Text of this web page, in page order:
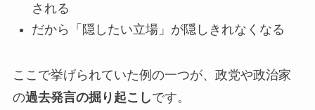
される
だから「隠したい立場」が隠しきれなくなる
ここで挙げられていた例の一つが、政党や政治家
の過去発言の掘り起こしです。